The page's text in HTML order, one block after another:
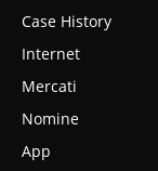
Case History
Internet
Mercati
Nomine
App